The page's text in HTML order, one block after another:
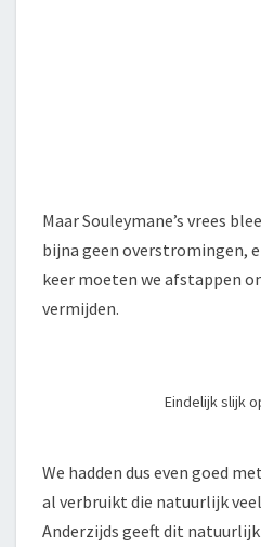
Maar Souleymane’s vrees
bijna geen overstromingen,
keer moeten we afstappen
vermijden.
Eindelijk slijk
We hadden dus even goed
al verbruikt die natuurlijk
Anderzijds geeft dit